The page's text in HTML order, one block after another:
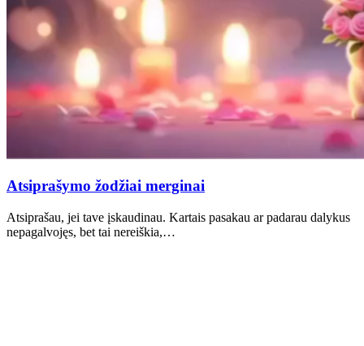
Atsiprašymo žodžiai merginai
Atsiprašau, jei tave įskaudinau. Kartais pasakau ar padarau dalykus
nepagalvojęs, bet tai nereiškia,…